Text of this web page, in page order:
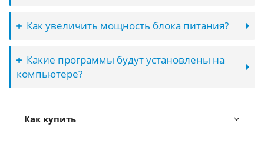
Как увеличить мощность блока питания?
Какие программы будут установлены на
компьютере?
Как купить